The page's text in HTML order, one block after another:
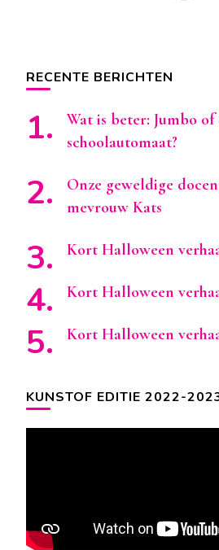
RECENTE BERICHTEN
Wat is beter: Jumbo of
schoolautomaat?
Onze geweldige
mevrouw Kats
Kort Halloween
Kort Halloween
Kort Halloween
KUNSTOF EDITIE 2022-